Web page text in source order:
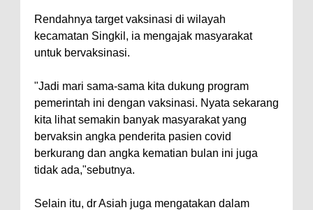
Rendahnya target vaksinasi di wilayah
kecamatan Singkil, ia mengajak masyarakat
untuk bervaksinasi.
"Jadi mari sama-sama kita dukung program
pemerintah ini dengan vaksinasi. Nyata sekarang
kita lihat semakin banyak masyarakat yang
bervaksin angka penderita pasien covid
berkurang dan angka kematian bulan ini juga
tidak ada,"sebutnya.
Selain itu, dr Asiah juga mengatakan dalam